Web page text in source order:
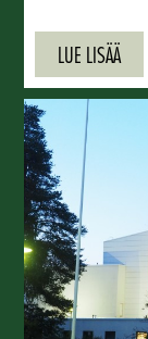
LUE LISÄÄ